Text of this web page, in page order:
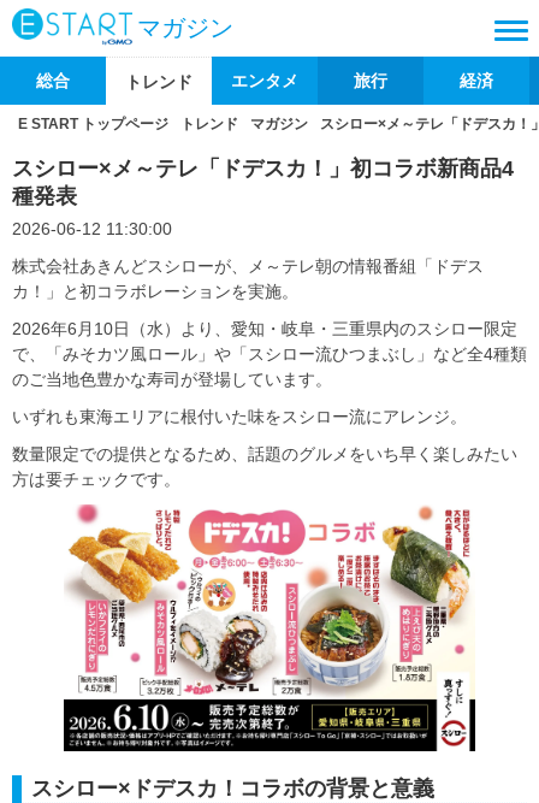
マガジン
総合 トレンド エンタメ 旅行 経済
E START トップページ トレンド マガジン スシロー×メ～テレ「ドデスカ！
スシロー×メ～テレ「ドデスカ！」初コラボ新商品4
種発表
2026-06-12 11:30:00
株式会社あきんどスシローが、メ～テレ朝の情報番組「ドデス
カ！」と初コラボレーションを実施。
2026年6月10日（水）より、愛知・岐阜・三重県内のスシロー限定
で、「みそカツ風ロール」や「スシロー流ひつまぶし」など全4種類
のご当地色豊かな寿司が登場しています。
いずれも東海エリアに根付いた味をスシロー流にアレンジ。
数量限定での提供となるため、話題のグルメをいち早く楽しみたい
方は要チェックです。
スシロー×ドデスカ！コラボの背景と意義